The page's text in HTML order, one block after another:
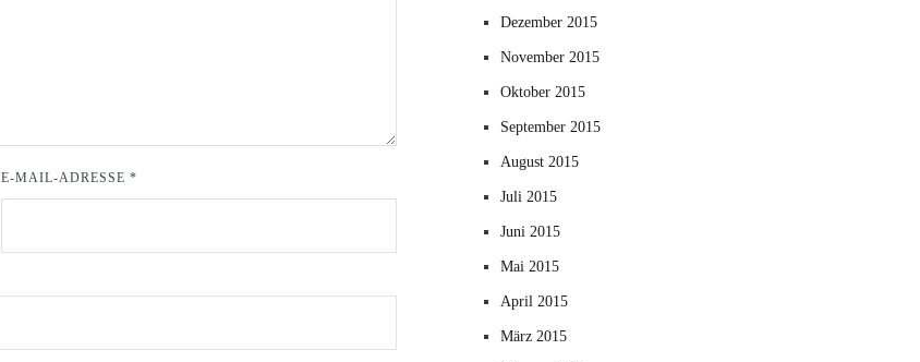
E-MAIL-ADRESSE*
Dezember 2015
November 2015
Oktober 2015
September 2015
August 2015
Juli 2015
Juni 2015
Mai 2015
April 2015
März 2015